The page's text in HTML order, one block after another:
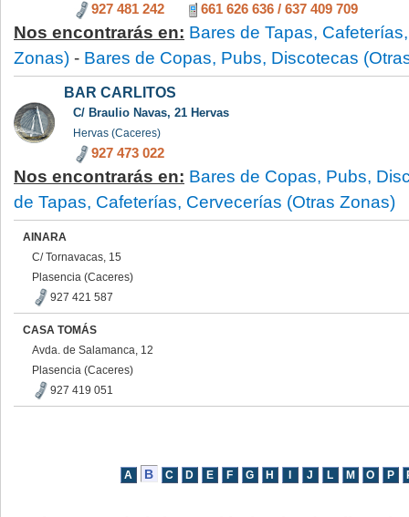
927 481 242 661 626 636 / 637 409 709
Nos encontrarás en: Bares de Tapas,
Zonas) - Bares de Copas, Pubs, Discotecas
BAR CARLITOS
C/ Braulio Navas, 21 Hervas
Hervas (Caceres)
927 473 022
Nos encontrarás en: Bares de Copas, Pubs,
de Tapas, Cafeterías, Cervecerías (Otras Zonas)
AINARA
C/ Tornavacas, 15
Plasencia (Caceres)
927 421 587
CASA TOMÁS
Avda. de Salamanca, 12
Plasencia (Caceres)
927 419 051